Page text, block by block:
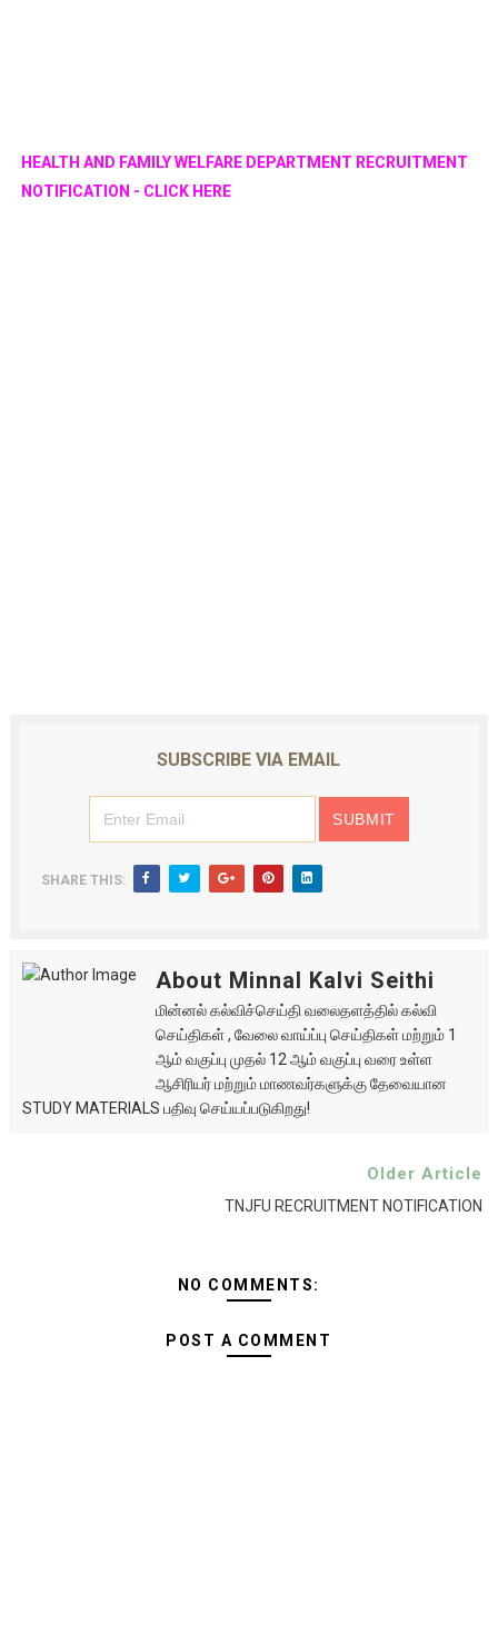
HEALTH AND FAMILY WELFARE DEPARTMENT RECRUITMENT
NOTIFICATION - CLICK HERE
SUBSCRIBE VIA EMAIL
SHARE THIS:
About Minnal Kalvi Seithi
மின்னல் கல்விச்செய்தி வலைதளத்தில் கல்வி
செய்திகள் , வேலை வாய்ப்பு செய்திகள் மற்றும் 1
ஆம் வகுப்பு முதல் 12 ஆம் வகுப்பு வரை உள்ள
ஆசிரியர் மற்றும் மாணவர்களுக்கு தேவையான
STUDY MATERIALS பதிவு செய்யப்படுகிறது!
Older Article
TNJFU RECRUITMENT NOTIFICATION
NO COMMENTS:
POST A COMMENT